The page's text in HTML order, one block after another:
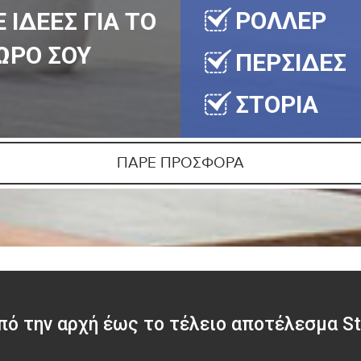
ΓΙΑ ΤΟ
ΣΟΥ
ΡΟΛΛΕΡ
ΠΕΡΣΙΔΕΣ
ΣΤΟΡΙΑ
ΠΑΡΕ ΠΡΟΣΦΟΡΑ
την αρχή έως το τέλειο αποτέλεσμα